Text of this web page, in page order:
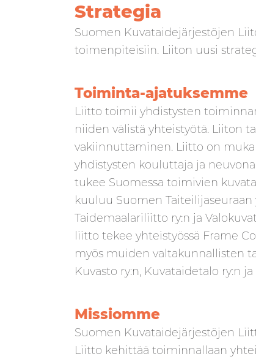
Strategia
Suomen Kuvataidejärjestöjen
toimenpiteisiin. Liiton uusi
Toiminta-ajatuksemme
Liitto toimii yhdistysten
niiden välistä yhteistyötä. Liiton
vakiinnuttaminen. Liitto on
yhdistysten kouluttaja ja
tukee Suomessa toimivien
kuuluu Suomen Taiteilijaseuraan
Taidemaalariliitto ry:n ja
liitto tekee yhteistyössä Frame
myös muiden valtakunnallisten
Kuvasto ry:n, Kuvataidetalo ry:n
Missiomme
Suomen Kuvataidejärjestöjen
Liitto kehittää toiminnallaan